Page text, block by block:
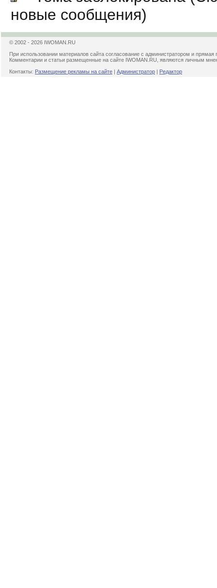
новые сообщения)
© 2002 - 2026 IWOMAN.RU
При использовании материалов сайта согласование с администратором и прямая
Комментарии и статьи размещенные на сайте IWOMAN.RU, являются личным
Контакты: Размещение рекламы на сайте | Администратор | Редактор